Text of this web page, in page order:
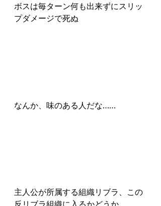
ボスは毎ターン何も出来ずにスリッ
プダメージで死ぬ
なんか、味のある人だな……
主人公が所属する組織リブラ、この
反リブラ組織に入るかどうか。